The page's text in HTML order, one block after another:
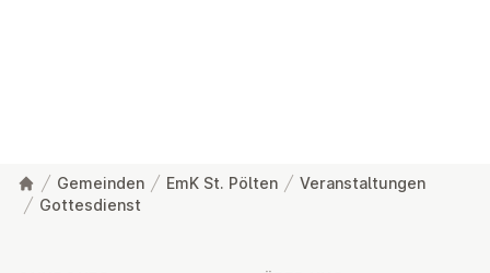
Gemeinden EmK St. Pölten
Veranstaltungen
Gottesdienst